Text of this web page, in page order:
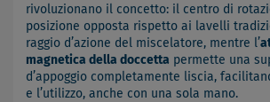
rivoluzionano il concetto: il centro di
posizione opposta rispetto ai lavelli
raggio d’azione del miscelatore, mentre l’
magnetica della doccetta permette una
d’appoggio completamente liscia,
e l’utilizzo, anche con una sola mano.